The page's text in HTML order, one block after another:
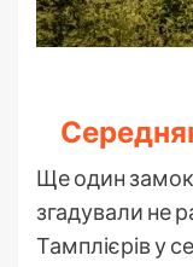
Ще один
згадували не
Тамплієрів у